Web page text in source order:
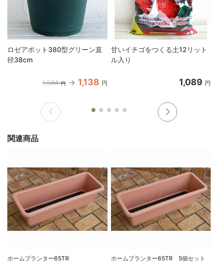
ロゼアポット380型グリーン直
径38cm
1,584 円 1,138 円
甘いイチゴをつくる土12リット
ル入り
1,089 円
関連商品
ホームプランター65TR ホームプランター65TR 5個セット